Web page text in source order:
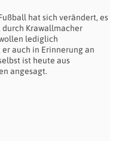
hat sich verändert, es
durch Krawallmacher
lediglich
auch in Erinnerung an
ist heute aus
angesagt.